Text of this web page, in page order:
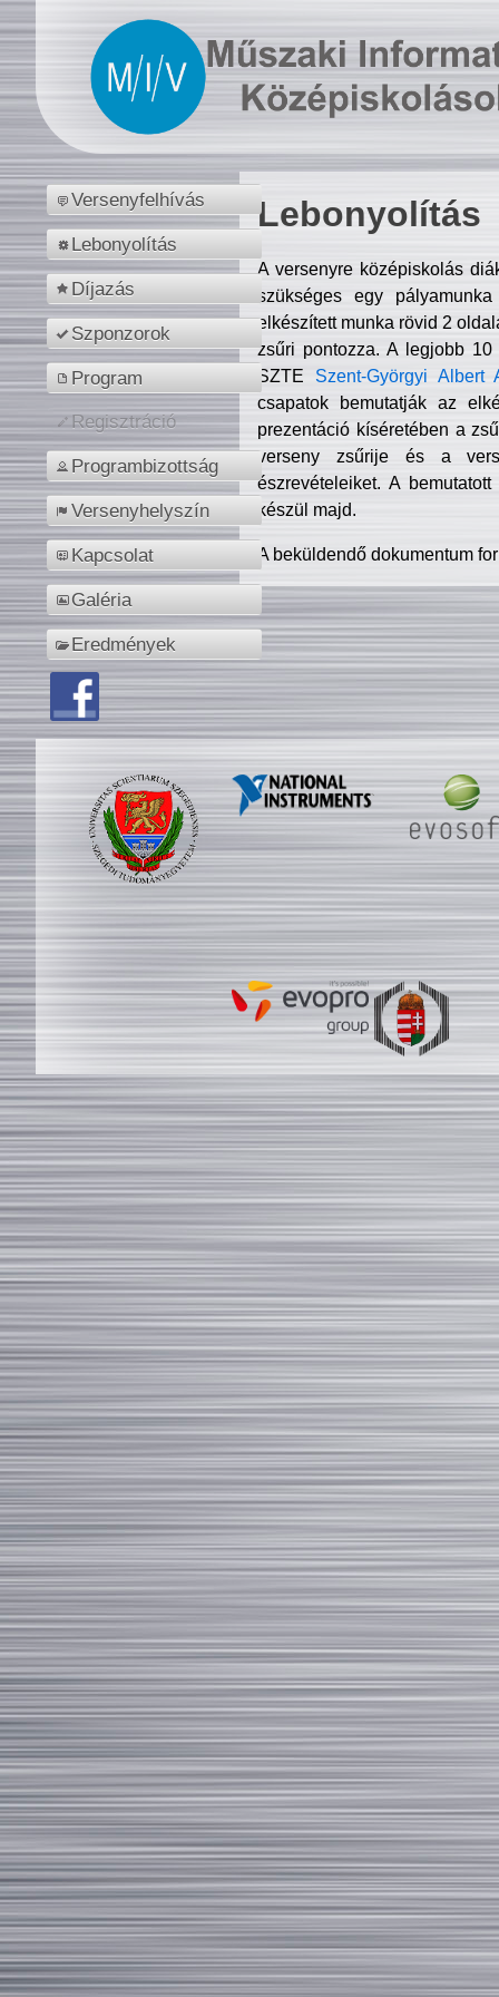
Versenyfelhívás
Lebonyolítás
Díjazás
Szponzorok
Program
Regisztráció
Programbizottság
Versenyhelyszín
Kapcsolat
Galéria
Eredmények
Lebonyolítás
A versenyre középiskolás
szükséges egy
elkészített munka rövid 2
zsűri pontozza. A legjobb
SZTE Szent-Györgyi Albert
csapatok bemutatják az
prezentáció kíséretében a
verseny zsűrije és a
észrevételeiket. A
készül majd.
A beküldendő dokumentum